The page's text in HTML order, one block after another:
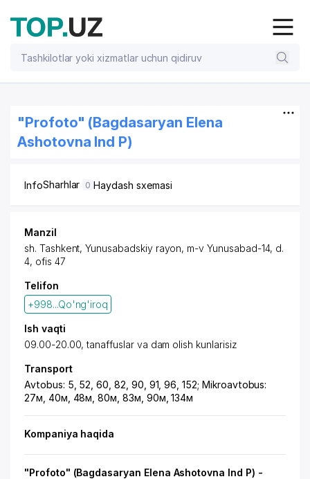
"Profoto" (Bagdasaryan Elena
Ashotovna Ind P)
InfoSharhlar 0 Haydash sxemasi
Manzil
sh. Tashkent,Yunusabadskiy rayon, m-v Yunusabad-14, d.
4, ofis 47
Telifon
+998...Qo'ng'iroq
Ish vaqti
09.00-20.00, tanaffuslar va dam olish kunlarisiz
Transport
Avtobus: 5, 52, 60, 82, 90, 91, 96, 152; Mikroavtobus:
27м, 40м, 48м, 80м, 83м, 90м, 134м
Kompaniya haqida
"Profoto" (Bagdasaryan Elena Ashotovna Ind P) -